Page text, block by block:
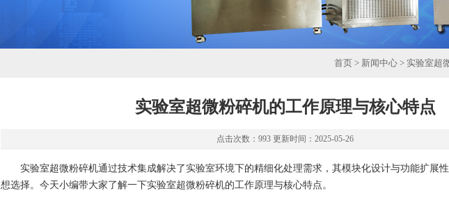
首页 > 新闻中心 > 实验室超
实验室超微粉碎机的工作原理与核心特点
点击次数：993 更新时间：2025-05-26
实验室超微粉碎机通过技术集成解决了实验室环境下的精细化处理需求，其模块化设计与功能扩展
想选择。今天小编带大家了解一下实验室超微粉碎机的工作原理与核心特点。